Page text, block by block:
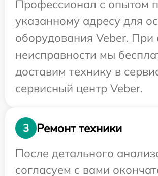
Профессионал с опытом
указанному адресу для
оборудования Veber. При
неисправности мы
доставим технику в
сервисный центр Veber.
3
Ремонт техники
После детального
согласуем с вами